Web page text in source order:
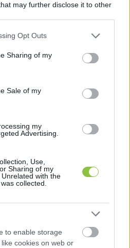
may further disclose it to other
app uses one or more Google
behaviour. You may click to
and its third-party tags to
purposes in below Google
Opt Outs
Sharing of my
Sale of my
my
Advertising.
Use,
Sharing of my
with the
collected.
to enable storage
cookies on web or
és kerti hulladék égetését
szinten szabályozzák:
szóló 306/2010-es
égetését, ami a kerti
kivéve, ha más
rendelkezik.
meg a
törvény, amely 2021-től az
hatáskörébe utalta az
Így ma már a